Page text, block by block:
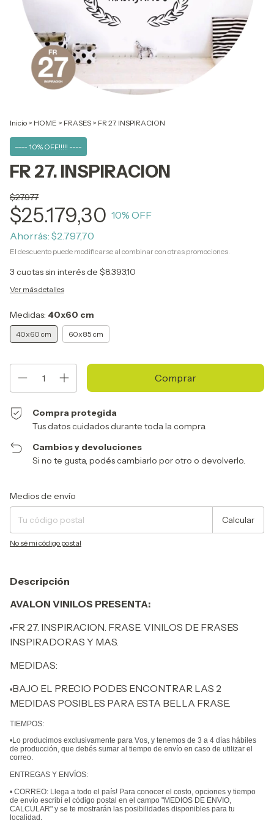
Inicio > HOME > FRASES > FR 27. INSPIRACION
---- 10% OFF!!!!! ----
FR 27. INSPIRACION
$27.977
$25.179,30 10% OFF
Ahorrás: $2.797,70
El descuento puede modificarse al combinar con otras promociones.
3 cuotas sin interés de $8.393,10
Ver más detalles
Medidas: 40x60 cm
40x60 cm 60x85 cm
Compra protegida
Tus datos cuidados durante toda la compra.
Cambios y devoluciones
Si no te gusta, podés cambiarlo por otro o devolverlo.
Entregas para el CP:
Medios de envío
Calcular
No sé mi código postal
Descripción
AVALON VINILOS PRESENTA:
•FR 27. INSPIRACION. FRASE. VINILOS DE FRASES
INSPIRADORAS Y MAS.
MEDIDAS:
•BAJO EL PRECIO PODES ENCONTRAR LAS 2
MEDIDAS POSIBLES PARA ESTA BELLA FRASE.
TIEMPOS:
•Lo producimos exclusivamente para Vos, y tenemos de 3 a 4 días hábiles
de producción, que debés sumar al tiempo de envío en caso de utilizar el
correo.
ENTREGAS Y ENVÍOS:
• CORREO: Llega a todo el país! Para conocer el costo, opciones y tiempo
de envío escribí el código postal en el campo "MEDIOS DE ENVIO,
CALCULAR" y se te mostrarán las posibilidades disponibles para tu
localidad.